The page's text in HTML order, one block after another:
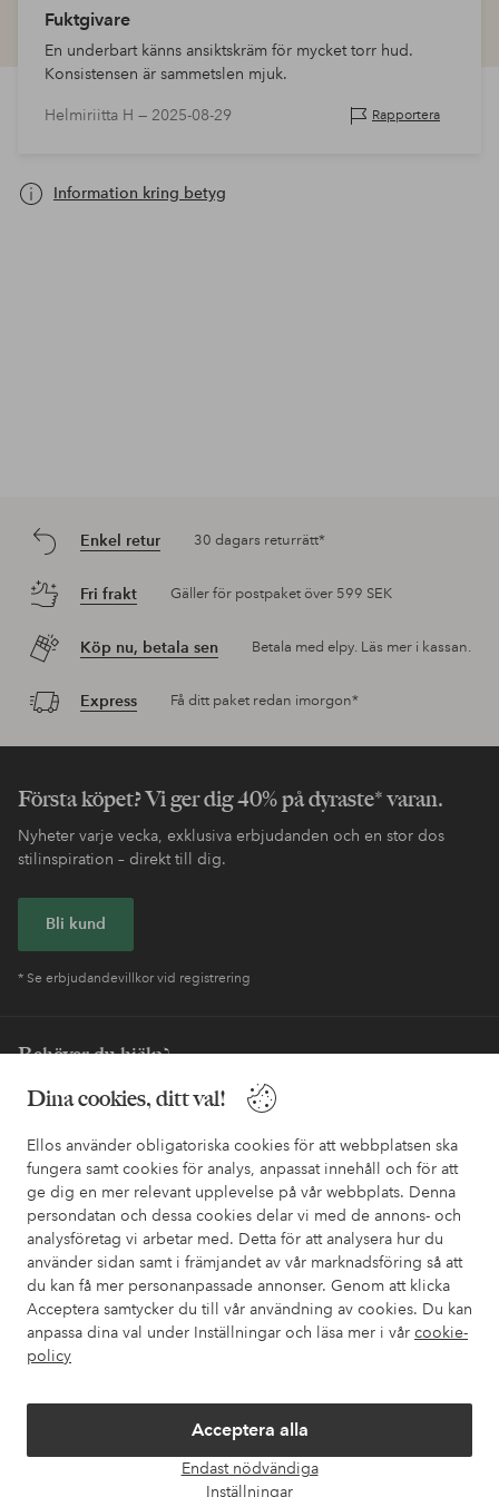
Dina cookies, ditt val!
Ellos använder obligatoriska cookies för att webbplatsen ska
fungera samt cookies för analys, anpassat innehåll och för att
ge dig en mer relevant upplevelse på vår webbplats. Denna
persondatan och dessa cookies delar vi med de annons- och
analysföretag vi arbetar med. Detta för att analysera hur du
använder sidan samt i främjandet av vår marknadsföring så att
du kan få mer personanpassade annonser. Genom att klicka
Acceptera samtycker du till vår användning av cookies. Du kan
anpassa dina val under Inställningar och läsa mer i vår cookie-
policy
Acceptera alla
Endast nödvändiga
Inställningar
Fuktgivare
En underbart känns ansiktskräm för mycket torr hud.
Konsistensen är sammetslen mjuk.
Helmiriitta H — 2025-08-29 Rapportera
Information kring betyg
Enkel retur 30 dagars returrätt*
Fri frakt Gäller för postpaket över 599 SEK
Köp nu, betala sen Betala med elpy. Läs mer i kassan.
Express Få ditt paket redan imorgon*
Första köpet? Vi ger dig 40% på dyraste* varan.
Nyheter varje vecka, exklusiva erbjudanden och en stor dos
stilinspiration – direkt till dig.
Bli kund
* Se erbjudandevillkor vid registrering
Behöver du hjälp?
I vår FAQ hittar du svaren på de vanligaste frågorna. Här finns
också information om hur du enklast kontaktar oss.
Kundservice Beställning Betalsätt
Mina sidor
Om Ellos
Villkor